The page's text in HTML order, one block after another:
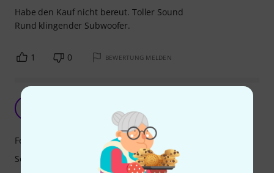
Habe den Kauf nicht bereut. Toller Sound
Rund klingender Subwoofer.
1 0 BEWERTUNG MELDEN
Lt. Mario 27.07.2024
Features
Sound